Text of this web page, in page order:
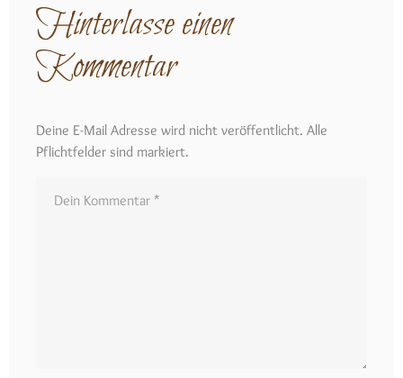
Hinterlasse einen
Kommentar
Deine E-Mail Adresse wird nicht veröffentlicht. Alle
Pflichtfelder sind markiert.